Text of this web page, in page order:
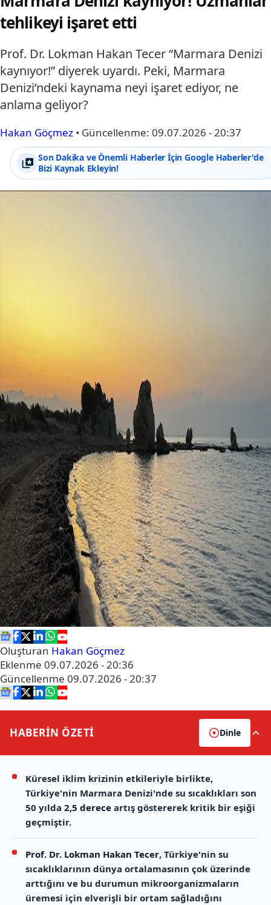
tehlikeyi işaret etti
Prof. Dr. Lokman Hakan Tecer “Marmara Denizi
kaynıyor!” diyerek uyardı. Peki, Marmara
Denizi’ndeki kaynama neyi işaret ediyor, ne
anlama geliyor?
Hakan Göçmez • Güncellenme: 09.07.2026 - 20:37
Son Dakika ve Önemli Haberler İçin Google Haberler'de
Bizi Kaynak Ekleyin!
Oluşturan Hakan Göçmez
Eklenme 09.07.2026 - 20:36
Güncellenme 09.07.2026 - 20:37
HABERİN ÖZETİ Dinle
Küresel iklim krizinin etkileriyle birlikte,
Türkiye'nin Marmara Denizi'nde su sıcaklıkları son
50 yılda 2,5 derece artış göstererek kritik bir eşiği
geçmiştir.
Prof. Dr. Lokman Hakan Tecer, Türkiye'nin su
sıcaklıklarının dünya ortalamasının çok üzerinde
arttığını ve bu durumun mikroorganizmaların
üremesi için elverişli bir ortam sağladığını